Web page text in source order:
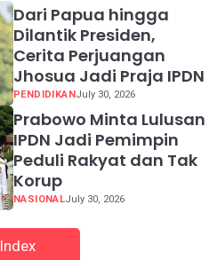
Dari Papua hingga
Dilantik Presiden,
Cerita Perjuangan
Jhosua Jadi Praja IPDN
PENDIDIKANJuly 30, 2026
Prabowo Minta Lulusan
IPDN Jadi Pemimpin
Peduli Rakyat dan Tak
Korup
NASIONALJuly 30, 2026
Index